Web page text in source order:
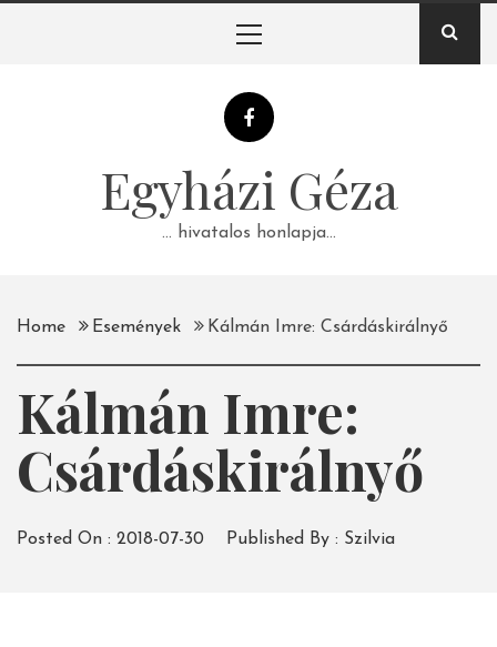
Egyházi Géza
… hivatalos honlapja…
Home Események Kálmán Imre: Csárdáskirálnyő
Kálmán Imre:
Csárdáskirálnyő
Posted On : 2018-07-30 Published By : Szilvia